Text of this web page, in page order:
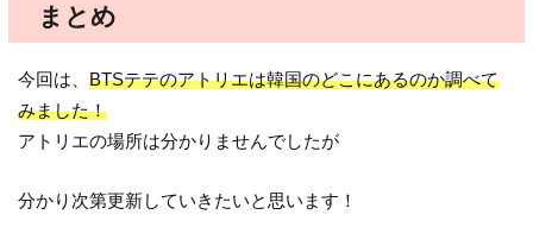
まとめ
今回は、BTSテテのアトリエは韓国のどこにあるのか調べて
みました！
アトリエの場所は分かりませんでしたが
分かり次第更新していきたいと思います！